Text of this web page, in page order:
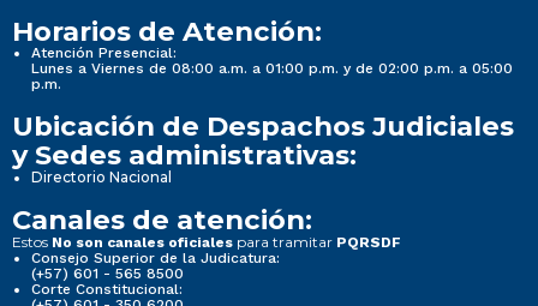
Horarios de Atención:
Atención Presencial:
Lunes a Viernes de 08:00 a.m. a 01:00 p.m. y de 02:00 p.m. a 05:00
p.m.
Ubicación de Despachos Judiciales
y Sedes administrativas:
Directorio Nacional
Canales de atención:
Estos No son canales oficiales para tramitar PQRSDF
Consejo Superior de la Judicatura:
(+57) 601 - 565 8500
Corte Constitucional: